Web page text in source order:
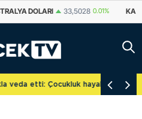
DOLARI 33,5028 0.01%
etti: Çocukluk hayalini